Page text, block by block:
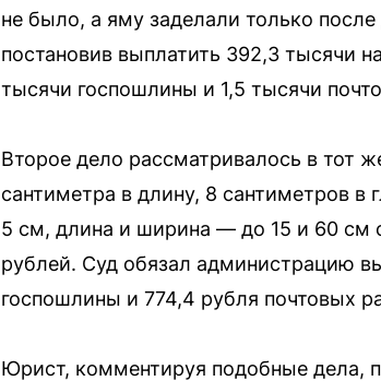
не было, а яму заделали только
постановив выплатить 392,3 тысячи
тысячи госпошлины и 1,5 тысячи
Второе дело рассматривалось в тот
сантиметра в длину, 8 сантиметров
5 см, длина и ширина — до 15 и 60 см
рублей. Суд обязал администрацию
госпошлины и 774,4 рубля почтовых
Юрист, комментируя подобные дела,